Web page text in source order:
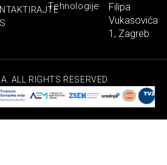
Tehnologije
Filipa
Vukasovića
1, Zagreb
ALL RIGHTS RESERVED.